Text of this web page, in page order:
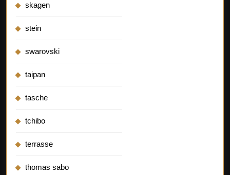
skagen
stein
swarovski
taipan
tasche
tchibo
terrasse
thomas sabo